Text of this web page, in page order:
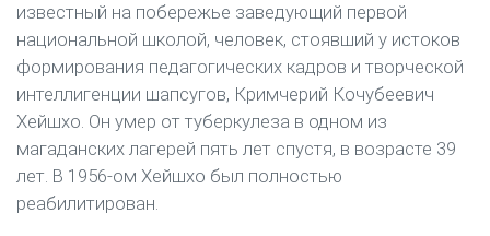
известный на побережье заведующий первой
национальной школой, человек, стоявший у истоков
формирования педагогических кадров и творческой
интеллигенции шапсугов, Кримчерий Кочубеевич
Хейшхо. Он умер от туберкулеза в одном из
магаданских лагерей пять лет спустя, в возрасте 39
лет. В 1956-ом Хейшхо был полностью
реабилитирован.